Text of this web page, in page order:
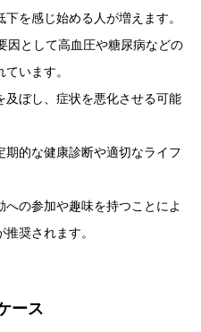
を感じ始める人が増えます。
因として高血圧や糖尿病などの
います。
及ぼし、症状を悪化させる可能
的な健康診断や適切なライフ
の参加や趣味を持つことによ
奨されます。
ース